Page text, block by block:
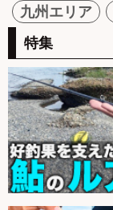
九州エリア
特集